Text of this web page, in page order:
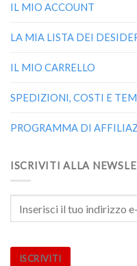
IL MIO ACCOUNT
LA MIA LISTA DEI
IL MIO CARRELLO
SPEDIZIONI, COSTI E
PROGRAMMA DI
ISCRIVITI ALLA
ISCRIVITI